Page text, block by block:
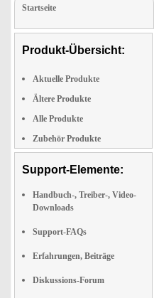
Startseite
Produkt-Übersicht:
Aktuelle Produkte
Ältere Produkte
Alle Produkte
Zubehör Produkte
Support-Elemente:
Handbuch-, Treiber-, Video-
Downloads
Support-FAQs
Erfahrungen, Beiträge
Diskussions-Forum